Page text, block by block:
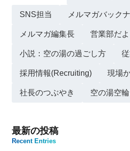
SNS担当 メルマガバック
メルマガ編集長 営業部だよ
小説：空の湯の過ごし方
採用情報(Recruiting) 現場
社長のつぶやき 空の湯空
最新の投稿
Recent Entries